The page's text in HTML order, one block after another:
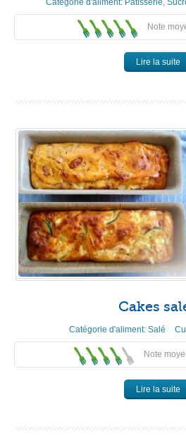
Note
Lire la suite
Cakes
Catégorie d'aliment: Salé
Note
Lire la suite